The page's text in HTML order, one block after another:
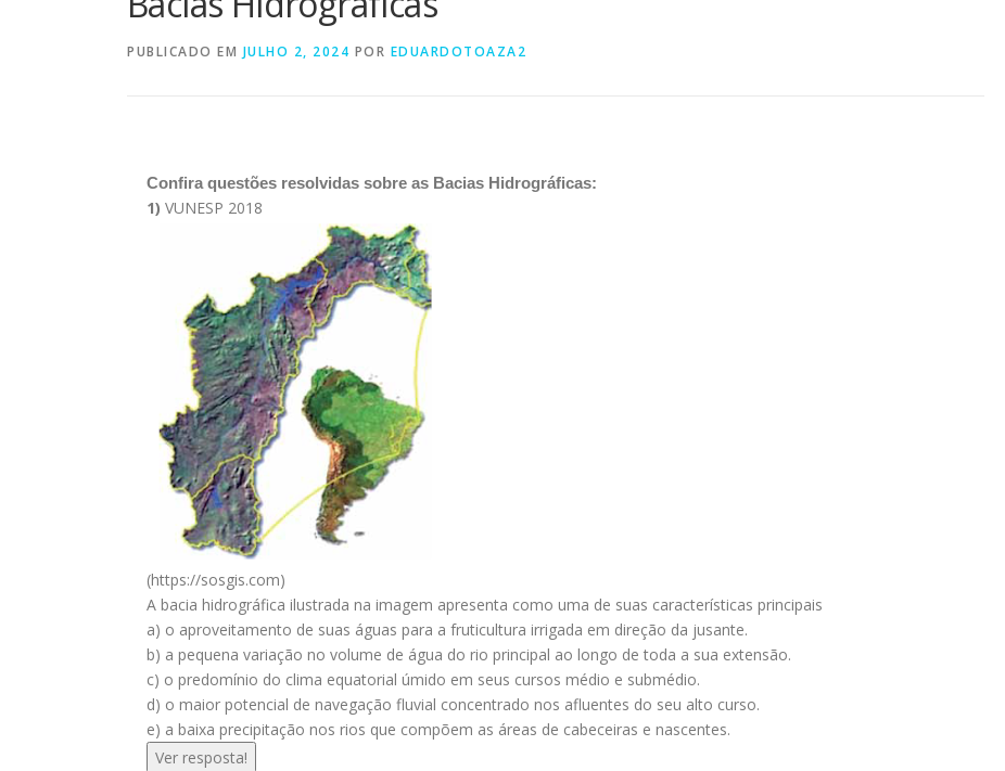
PUBLICADO EM JULHO 2, 2024 POR EDUARDOTOAZA2
Confira questões resolvidas sobre as Bacias Hidrográficas:
1) VUNESP 2018
(https://sosgis.com)
A bacia hidrográfica ilustrada na imagem apresenta como uma de suas características principais
a) o aproveitamento de suas águas para a fruticultura irrigada em direção da jusante.
b) a pequena variação no volume de água do rio principal ao longo de toda a sua extensão.
c) o predomínio do clima equatorial úmido em seus cursos médio e submédio.
d) o maior potencial de navegação fluvial concentrado nos afluentes do seu alto curso.
e) a baixa precipitação nos rios que compõem as áreas de cabeceiras e nascentes.
Ver resposta!